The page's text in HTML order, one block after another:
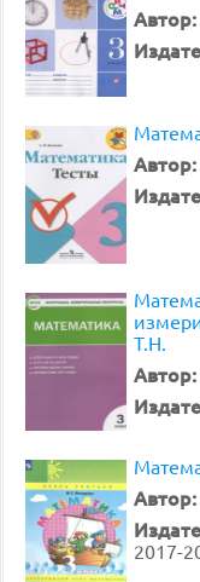
Автор:
Автор:
Т.Н.
Автор:
Автор:
2017-